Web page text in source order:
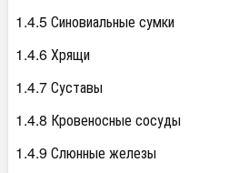
1.4.5 Синовиальные сумки
1.4.6 Хрящи
1.4.7 Суставы
1.4.8 Кровеносные сосуды
1.4.9 Слюнные железы